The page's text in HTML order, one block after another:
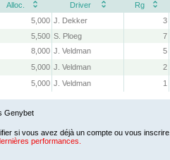
Alloc. Driver Rg
5,000 J. Dekker 3
5,500 S. Ploeg 7
8,000 J. Veldman 5
5,000 J. Veldman 2
5,000 J. Veldman 1
Genybet
si vous avez déjà un compte ou vous inscrire.
performances.